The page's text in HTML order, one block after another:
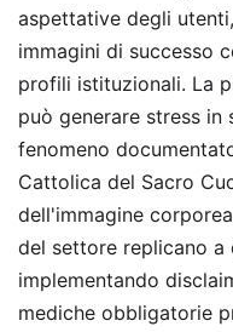
aspettative degli
immagini di successo
profili istituzionali. La
può generare stress
fenomeno
Cattolica del Sacro
dell'immagine
del settore replicano a
implementando
mediche obbligatorie